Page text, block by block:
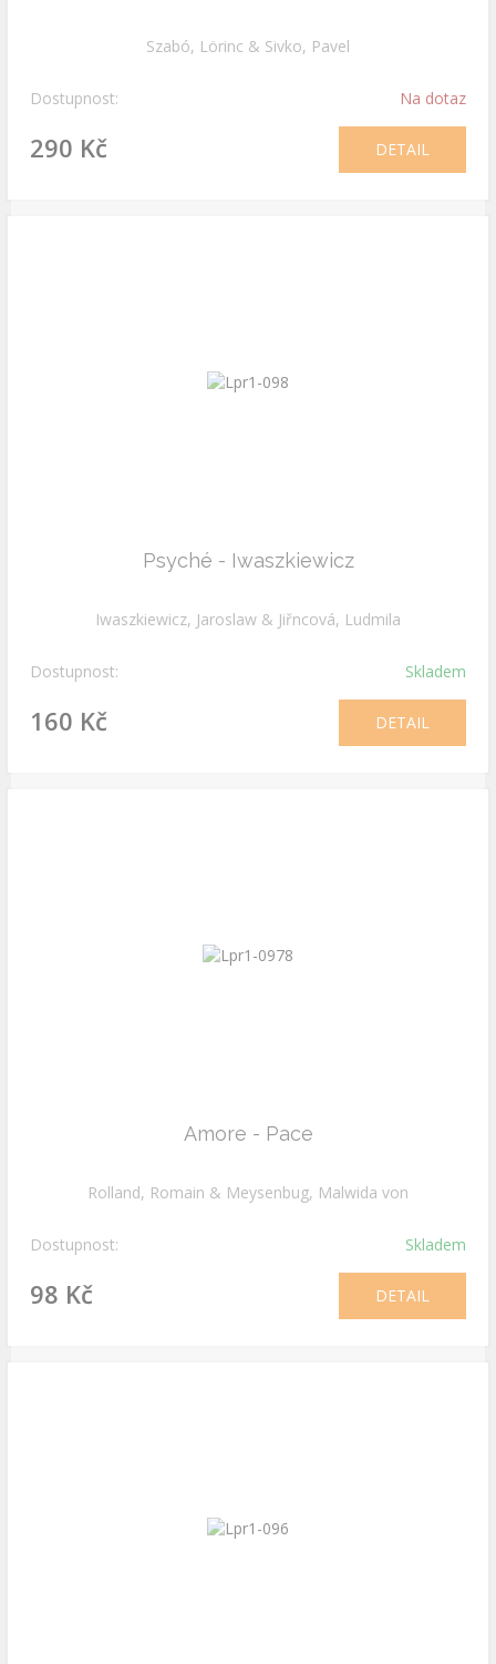
Szabó, Lörinc & Sivko, Pavel
Dostupnost: Na dotaz
290 Kč DETAIL
Psyché - Iwaszkiewicz
Iwaszkiewicz, Jaroslaw & Jiřncová, Ludmila
Dostupnost: Skladem
160 Kč DETAIL
Amore - Pace
Rolland, Romain & Meysenbug, Malwida von
Dostupnost: Skladem
98 Kč DETAIL